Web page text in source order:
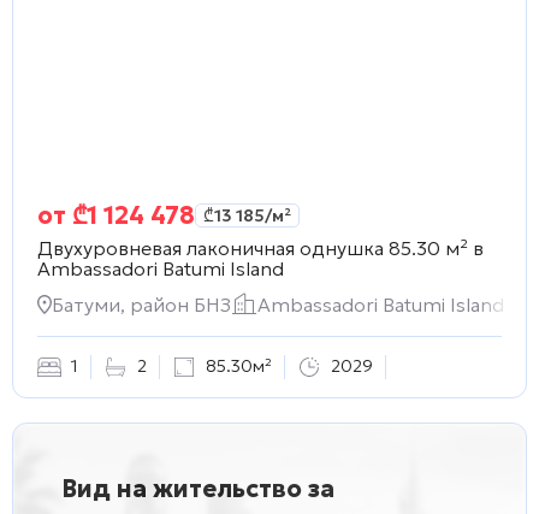
от ₾1 124 478 ₾13 185/м²
Двухуровневая лаконичная однушка 85.30 м² в
Ambassadori Batumi Island
Батуми, район БНЗ
Ambassadori Batumi Island
1 2 85.30м² 2029
Вид на жительство за